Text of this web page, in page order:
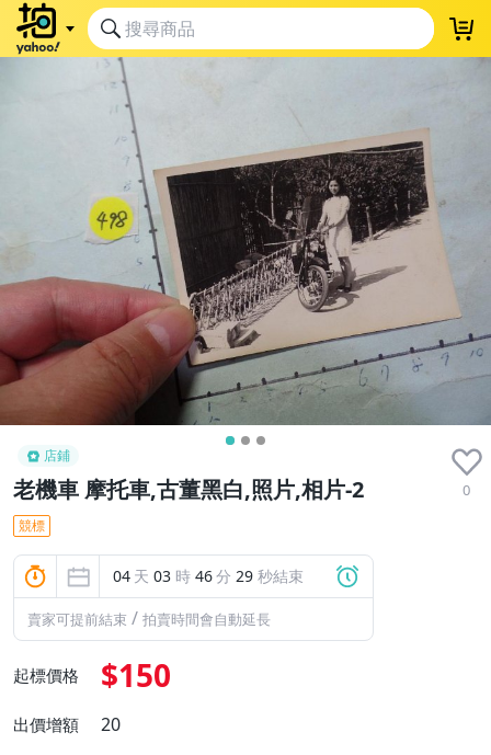
店鋪
老機車 摩托車,古董黑白,照片,相片-2 0
競標
04 天 03 時 46分 28 秒結束
賣家可提前結束 / 拍賣時間會自動延長
起標價格 $150
出價增額 20